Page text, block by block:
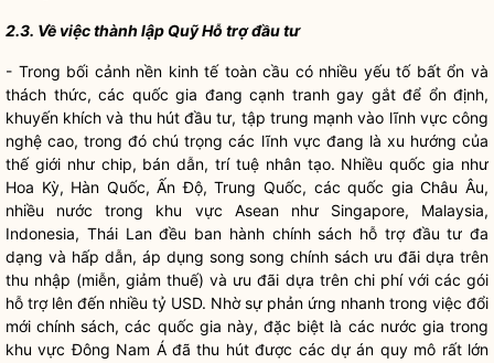
2.3. Về việc thành lập Quỹ Hỗ trợ đầu tư
- Trong bối cảnh nền kinh tế toàn cầu có nhiều yếu tố bất ổn và
thách thức, các quốc gia đang cạnh tranhgay gắt để ổn định,
khuyến khích và thu hút đầu tư, tập trung mạnh vào lĩnh vực công
nghệ cao, trong đó chú trọng các lĩnh vực đang là xu hướng của
thế giới như chip, bán dẫn, trí tuệ nhân tạo. Nhiềuquốc gia như
Hoa Kỳ, Hàn Quốc, Ấn Độ, Trung Quốc, cácquốc gia Châu Âu,
nhiều nước trong khu vực Asean như Singapore, Malaysia,
Indonesia, Thái Lan đều ban hành chính sách hỗ trợ đầu tư đa
dạng và hấp dẫn, áp dụng song song chính sách ưu đãi dựa trên
thu nhập (miễn, giảm thuế) và ưu đãi dựa trên chi phívới các gói
hỗ trợ lên đến nhiều tỷ USD. Nhờ sự phản ứng nhanh trong việc đổi
mới chính sách, các quốc gia này, đặc biệt là các nước gia trong
khu vực Đông Nam Á đã thu hút được các dự án quy mô rất lớn